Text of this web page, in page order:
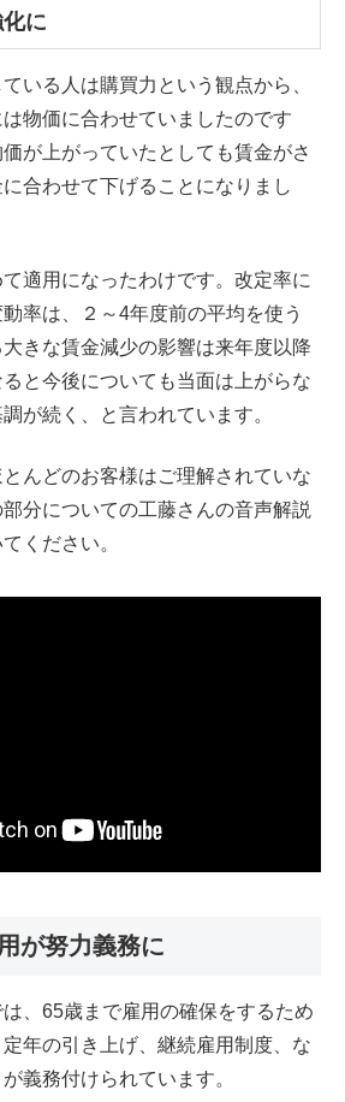
に
いる人は購買力という観点から、
物価に合わせていましたのです
が上がっていたとしても賃金がさ
合わせて下げることになりまし
適用になったわけです。改定率に
率は、２～4年度前の平均を使う
きな賃金減少の影響は来年度以降
と今後についても当面は上がらな
が続く、と言われています。
んどのお客様はご理解されていな
分についての工藤さんの音声解説
ください。
が努力義務に
、65歳まで雇用の確保をするため
年の引き上げ、継続雇用制度、な
義務付けられています。